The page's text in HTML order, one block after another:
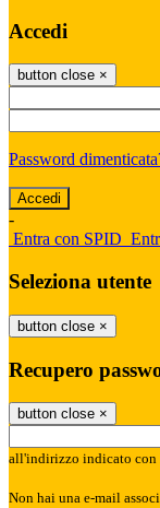
Accedi
button close ×
Password
-
Entra con SPID
Seleziona utente
button close ×
Recupero
button close ×
all'indirizzo indicato con
Non hai una e-mail